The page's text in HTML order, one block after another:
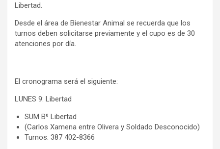
Libertad.
Desde el área de Bienestar Animal se recuerda que los
turnos deben solicitarse previamente y el cupo es de 30
atenciones por día.
El cronograma será el siguiente:
LUNES 9: Libertad
SUM B⁰ Libertad
(Carlos Xamena entre Olivera y Soldado Desconocido)
Turnos: 387 402-8366